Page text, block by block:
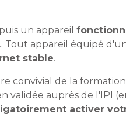
un appareil
Tout appareil équipé
stable.
convivial de la
validée auprès de l'IPI
activer